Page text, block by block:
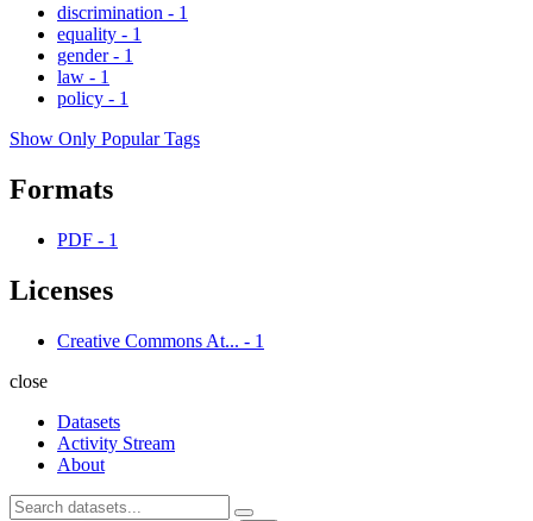
discrimination - 1
equality - 1
gender - 1
law - 1
policy - 1
Show Only Popular Tags
Formats
PDF - 1
Licenses
Creative Commons At... - 1
close
Datasets
Activity Stream
About